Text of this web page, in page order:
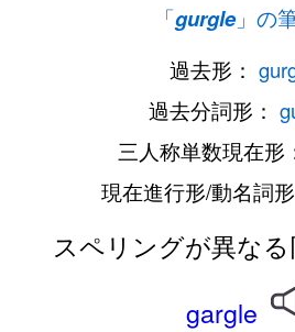
「gurgle」の
過去形：
過去分詞形：
三人称単数現在形
現在進行形/動名詞形
スペリングが異なる
gargle